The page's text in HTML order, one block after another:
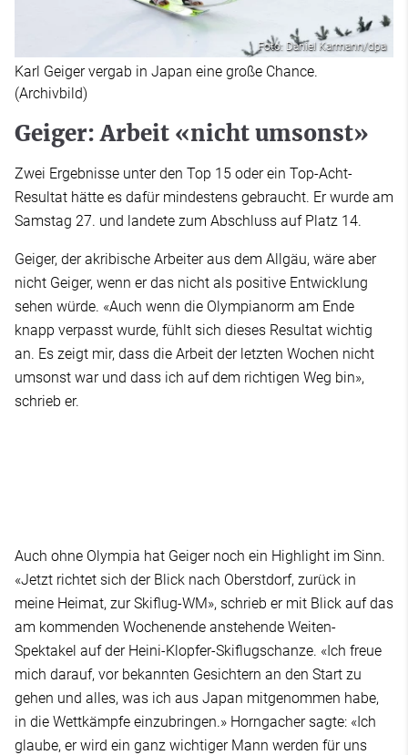
Foto: Daniel Karmann/dpa
Karl Geiger vergab in Japan eine große Chance.
(Archivbild)
Geiger: Arbeit «nicht umsonst»
Zwei Ergebnisse unter den Top 15 oder ein Top-Acht-
Resultat hätte es dafür mindestens gebraucht. Er wurde am
Samstag 27. und landete zum Abschluss auf Platz 14.
Geiger, der akribische Arbeiter aus dem Allgäu, wäre aber
nicht Geiger, wenn er das nicht als positive Entwicklung
sehen würde. «Auch wenn die Olympianorm am Ende
knapp verpasst wurde, fühlt sich dieses Resultat wichtig
an. Es zeigt mir, dass die Arbeit der letzten Wochen nicht
umsonst war und dass ich auf dem richtigen Weg bin»,
schrieb er.
Auch ohne Olympia hat Geiger noch ein Highlight im Sinn.
«Jetzt richtet sich der Blick nach Oberstdorf, zurück in
meine Heimat, zur Skiflug-WM», schrieb er mit Blick auf das
am kommenden Wochenende anstehende Weiten-
Spektakel auf der Heini-Klopfer-Skiflugschanze. «Ich freue
mich darauf, vor bekannten Gesichtern an den Start zu
gehen und alles, was ich aus Japan mitgenommen habe,
in die Wettkämpfe einzubringen.» Horngacher sagte: «Ich
glaube, er wird ein ganz wichtiger Mann werden für uns